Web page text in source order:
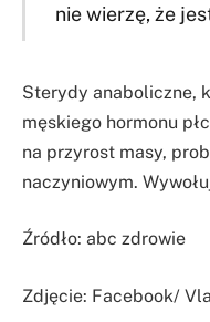
nie wierzę, że
Sterydy anaboliczne,
męskiego hormonu
na przyrost masy,
naczyniowym.
Źródło: abc zdrowie
Zdjęcie: Facebook/